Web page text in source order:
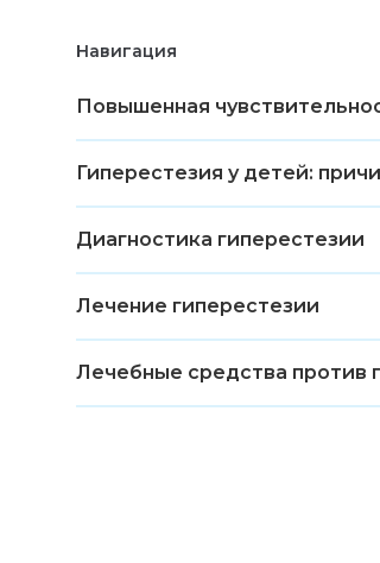
Навигация
Повышенная
Гиперестезия у детей:
Диагностика гиперестезии
Лечение гиперестезии
Лечебные средства против